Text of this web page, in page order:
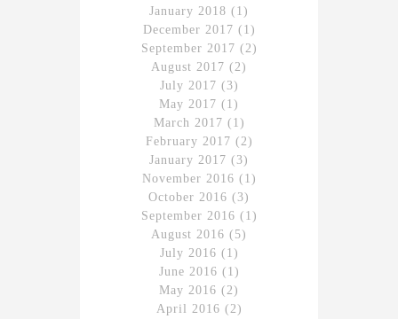
January 2018 (1)
December 2017 (1)
September 2017 (2)
August 2017 (2)
July 2017 (3)
May 2017 (1)
March 2017 (1)
February 2017 (2)
January 2017 (3)
November 2016 (1)
October 2016 (3)
September 2016 (1)
August 2016 (5)
July 2016 (1)
June 2016 (1)
May 2016 (2)
April 2016 (2)